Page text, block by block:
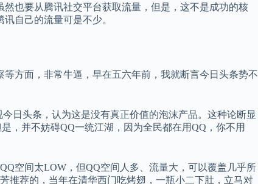
也要从腾讯社交平台获取流量，但是，这不是成功的核
自己的流量可是不少。
方面，非常牛逼，早在五六年前，我就断言今日头条势不
日头条，认为这是没有真正价值的泡沫产品。这种论断显
，并不妨碍QQ一统江湖，因为全民都在用QQ，你不用
空间太LOW，但QQ空间人多、流量大，可以覆盖几乎所
推荐的，当年在清华西门吃烤翅，一瓶小二下肚，立马对